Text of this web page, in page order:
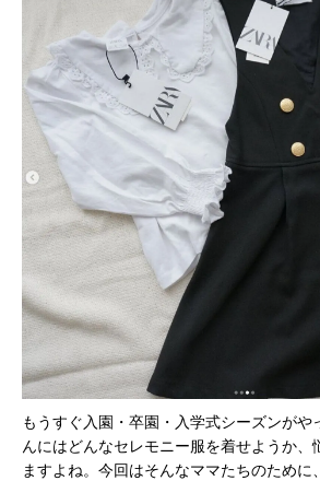
もうすぐ入園・卒園・入学式シーズンがや
んにはどんなセレモニー服を着せようか、
ますよね。今回はそんなママたちのために